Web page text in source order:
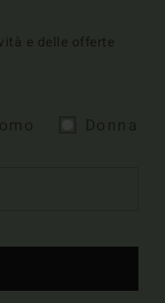
e delle offerte